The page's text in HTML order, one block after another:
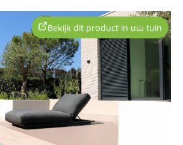
Bekijk dit product in uw tuin